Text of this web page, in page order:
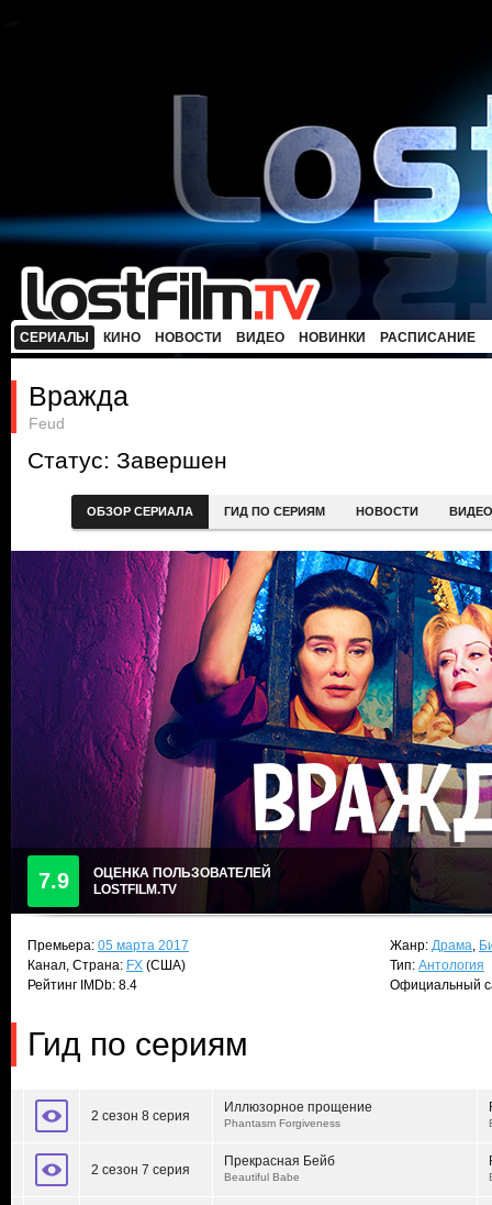
СЕРИАЛЫ КИНО НОВОСТИ ВИДЕО НОВИНКИ РАСПИСАНИЕ
Вражда
Feud
Статус: Завершен
ОБЗОР СЕРИАЛА ГИД ПО СЕРИЯМ НОВОСТИ ВИДЕО
7.9
ОЦЕНКА ПОЛЬЗОВАТЕЛЕЙ
LOSTFILM.TV
Премьера: 05 марта 2017
Канал, Страна: FX (США)
Рейтинг IMDb: 8.4
Жанр: Драма,
Тип: Антология
Официальный
Гид по сериям
2 сезон 8 серия
Иллюзорное прощение
Phantasm Forgiveness
2 сезон 7 серия
Прекрасная Бейб
Beautiful Babe